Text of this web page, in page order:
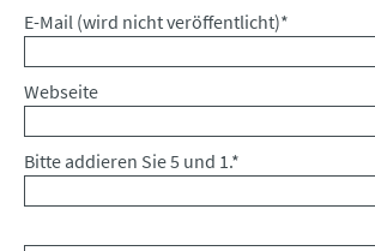
Pflichtfeld
E-Mail (wird nicht veröffentlicht)*
Webseite
Bitte addieren Sie 5 und 1.*